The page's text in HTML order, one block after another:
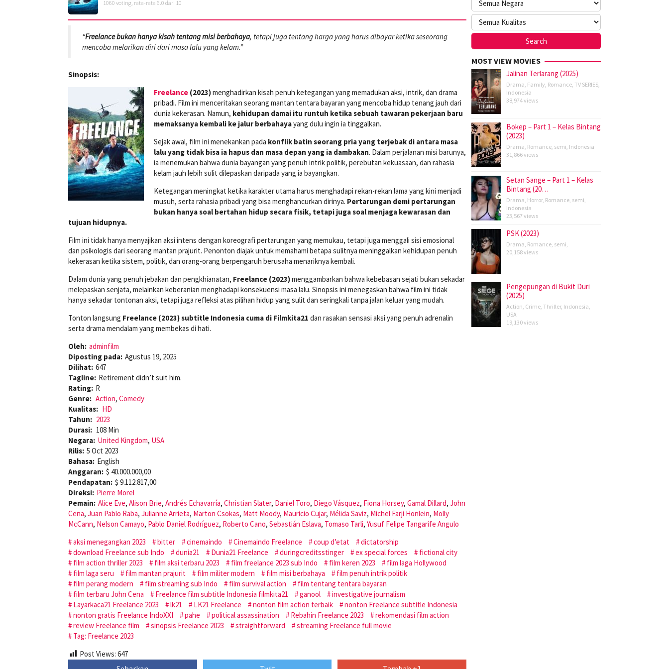
1060 voting, rata-rata 6.0 dari 10
“Freelance bukan hanya kisah tentang misi berbahaya, tetapi juga tentang harga yang harus dibayar ketika seseorang
mencoba melarikan diri dari masa lalu yang kelam.”
Sinopsis:
Freelance (2023)menghadirkan kisah penuh ketegangan yang memadukan aksi, intrik, dan drama
pribadi. Film ini menceritakan seorang mantan tentara bayaran yang mencoba hidup tenang jauh dari
dunia kekerasan. Namun, kehidupan damai itu runtuh ketika sebuah tawaran pekerjaan baru
memaksanya kembali ke jalur berbahayayang dulu ingin ia tinggalkan.
Sejak awal, film ini menekankan pada konflik batin seorang pria yang terjebak di antara masa
lalu yang tidak bisa ia hapus dan masa depan yang ia dambakan. Dalam perjalanan misi barunya,
ia menemukan bahwa dunia bayangan yang penuh intrik politik, perebutan kekuasaan, dan rahasia
kelam jauh lebih sulit dilepaskan daripada yang ia bayangkan.
Ketegangan meningkat ketika karakter utama harus menghadapi rekan-rekan lama yang kini menjadi
musuh, serta rahasia pribadi yang bisa menghancurkan dirinya. Pertarungan demi pertarungan
bukan hanya soal bertahan hidup secara fisik, tetapi juga soal menjaga kewarasan dan
tujuan hidupnya.
Film ini tidak hanya menyajikan aksi intens dengan koreografi pertarungan yang memukau, tetapi juga menggali sisi emosional
dan psikologis dari seorang mantan prajurit. Penonton diajak untuk memahami betapa sulitnya meninggalkan kehidupan penuh
kekerasan ketika sistem, politik, dan orang-orang berpengaruh berusaha menariknya kembali.
Dalam dunia yang penuh jebakan dan pengkhianatan, Freelance (2023)menggambarkan bahwa kebebasan sejati bukan sekadar
melepaskan senjata, melainkan keberanian menghadapi konsekuensi masa lalu. Sinopsis ini menegaskan bahwa film ini tidak
hanya sekadar tontonan aksi, tetapi juga refleksi atas pilihan hidup yang sulit dan seringkali tanpa jalan keluar yang mudah.
Tonton langsung Freelance (2023) subtitle Indonesia cuma di Filmkita21 dan rasakan sensasi aksi yang penuh adrenalin
serta drama mendalam yang membekas di hati.
Oleh: adminfilm
Diposting pada: Agustus 19, 2025
Dilihat: 647
Tagline: Retirement didn’t suit him.
Rating: R
Genre: Action, Comedy
Kualitas: HD
Tahun: 2023
Durasi: 108 Min
Negara: United Kingdom, USA
Rilis: 5 Oct 2023
Bahasa: English
Anggaran: $ 40.000.000,00
Pendapatan: $ 9.112.817,00
Direksi: Pierre Morel
Pemain: Alice Eve, Alison Brie, Andrés Echavarría, Christian Slater, Daniel Toro, Diego Vásquez, Fiona Horsey, Gamal Dillard, John
Cena, Juan Pablo Raba, Julianne Arrieta, Marton Csokas, Matt Moody, Mauricio Cujar, Mélida Saviz, Michel Farji Honlein, Molly
McCann, Nelson Camayo, Pablo Daniel Rodríguez, Roberto Cano, Sebastián Eslava, Tomaso Tarli, Yusuf Felipe Tangarife Angulo
aksi menegangkan 2023
bitter cinemaindo Cinemaindo Freelance coup d’etat
dictatorship
download Freelance sub Indo
dunia21 Dunia21 Freelance duringcreditsstinger ex special forces
fictional city
film action thriller 2023
film aksi terbaru 2023 film freelance 2023 sub Indo film keren 2023
film laga Hollywood
film laga seru
film mantan prajurit film militer modern film misi berbahaya
film penuh intrik politik
film perang modern
film streaming sub Indo film survival action
film tentang tentara bayaran
film terbaru John Cena
Freelance film subtitle Indonesia filmkita21 ganool
investigative journalism
Layarkaca21 Freelance 2023
lk21 LK21 Freelance nonton film action terbaik
nonton Freelance subtitle Indonesia
nonton gratis Freelance IndoXXI
pahe political assassination Rebahin Freelance 2023
rekomendasi film action
review Freelance film
sinopsis Freelance 2023 straightforward
streaming Freelance full movie
Tag: Freelance 2023
Post Views: 647
MOST VIEW MOVIES
Jalinan Terlarang (2025)
Drama, Family, Romance, TV SERIES,
Indonesia
38,974 views
Bokep – Part 1 – Kelas Bintang
(2023)
Drama, Romance, semi, Indonesia
31,866 views
Setan Sange – Part 1 – Kelas
Bintang (20…
Drama, Horror, Romance, semi,
Indonesia
23,567 views
PSK (2023)
Drama, Romance, semi,
20,158 views
Pengepungan di Bukit Duri
(2025)
Action, Crime, Thriller, Indonesia,
USA
19,130 views